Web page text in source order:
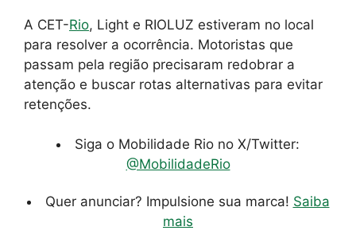
A CET-Rio, Light e RIOLUZ estiveram no local
para resolver a ocorrência. Motoristas que
passam pela região precisaram redobrar a
atenção e buscar rotas alternativas para evitar
retenções.
Siga o Mobilidade Rio no X/Twitter:
@MobilidadeRio
Quer anunciar? Impulsione sua marca! Saiba
mais